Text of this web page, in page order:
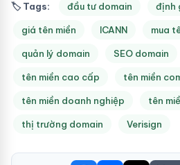
🏷 Tags: đầu tư domain định
giá tên miền ICANN mua
quản lý domain SEO domain
tên miền cao cấp tên miền
tên miền doanh nghiệp tên
thị trường domain Verisign